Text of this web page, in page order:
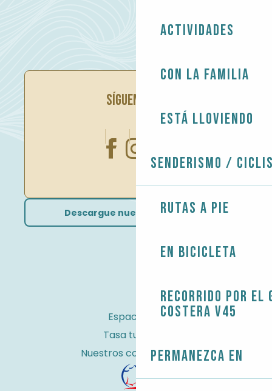
Actividades
Con la familia
Está lloviendo
Senderismo /
Rutas a pie
En bicicleta
Recorrido por el
costera V45
Permanezca en
SÍGUENOS EN
Descargue nuestros folletos
Espacio Pro
Tasa turística
Nuestros compromisos